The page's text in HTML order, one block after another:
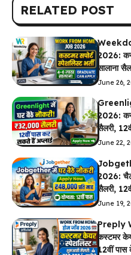
RELATED POST
2026:
सालाना
June 26,
2026:
सैलरी,
June 22,
2026:
सैलरी,
June 19,
Preply
कस्टमर
12वीं पास